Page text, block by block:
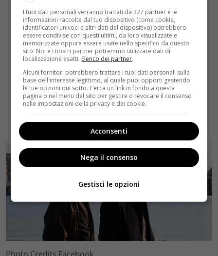
I tuoi dati personali verranno trattati da 327 partner e le
informazioni raccolte dal tuo dispositivo (come cookie,
identificatori univoci e altri dati del dispositivo) potrebbero
essere condivise con questi ultimi, da loro visualizzate e
memorizzate oppure essere usate nello specifico da questo
sito. Noi e i nostri partner potremmo utilizzare dati di
localizzazione esatti. Elenco dei partner.
Alcuni fornitori potrebbero trattare i tuoi dati personali sulla
base dell'interesse legittimo, al quale puoi opporti gestendo
le tue opzioni qui sotto. Cerca un link in fondo a questa
pagina o nel menu del sito per gestire o revocare il consenso
nelle impostazioni della privacy e dei cookie.
Acconsenti
Nega il consenso
Gestisci le opzioni